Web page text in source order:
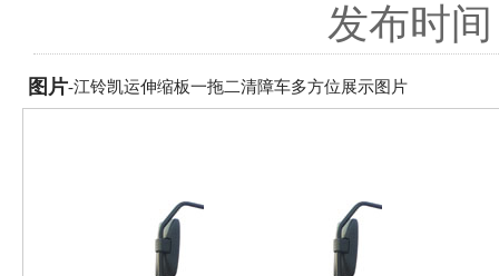
发布时
图片-江铃凯运伸缩板一拖二清障车多方位展示图片